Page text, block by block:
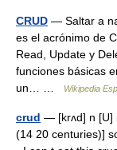
CRUD — Saltar a
es el acrónimo de
Read, Update y
funciones básicas
un… …
Wikipedia
crud — [krʌd] n [U]
(14 20 centuries)]